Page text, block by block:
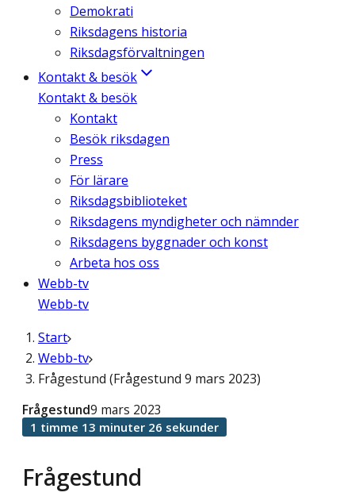
Demokrati
Riksdagens historia
Riksdagsförvaltningen
Kontakt & besök
Kontakt & besök
Kontakt
Besök riksdagen
Press
För lärare
Riksdagsbiblioteket
Riksdagens myndigheter och nämnder
Riksdagens byggnader och konst
Arbeta hos oss
Webb-tv
Webb-tv
Start
Webb-tv
Frågestund (Frågestund 9 mars 2023)
Frågestund
Frågestund9 mars 2023
1 timme 13 minuter 26 sekunder